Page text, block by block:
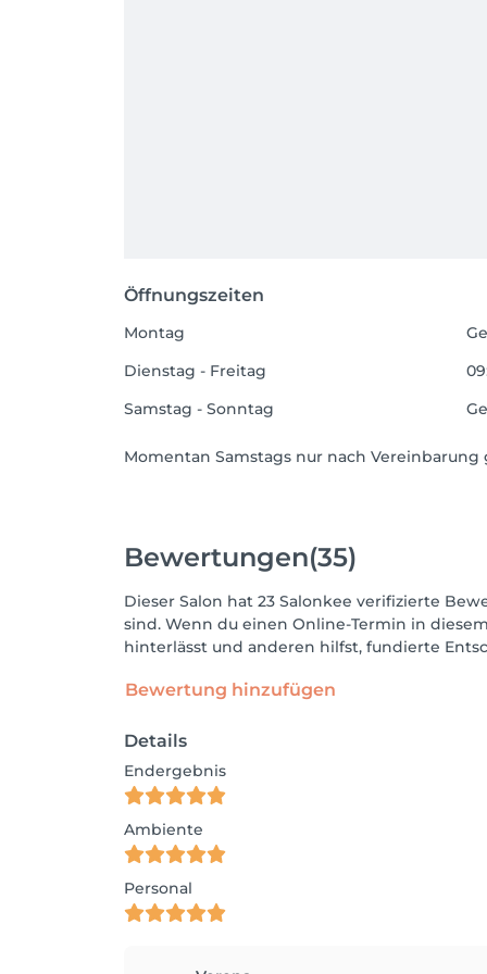
Öffnungszeiten
Montag
Dienstag - Freitag
Samstag - Sonntag
Momentan Samstags nur nach Vereinbarung
Bewertungen(35)
Dieser Salon hat 23 Salonkee verifizierte
sind. Wenn du einen Online-Termin in
hinterlässt und anderen hilfst, fundierte
Bewertung hinzufügen
Details
Endergebnis
Ambiente
Personal